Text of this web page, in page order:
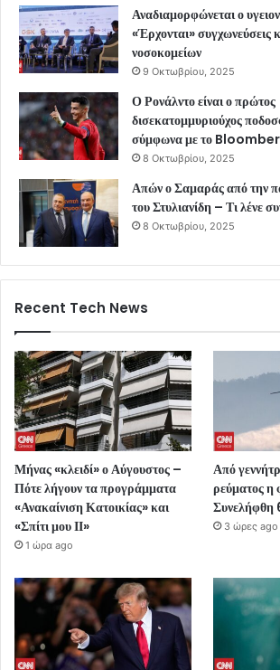
Αναδιαμορφώνεται ο
«Έρχονται» συγχωνεύσεις
νοσοκομείων
9 Οκτωβρίου, 2025
Ο Ρονάλντο είναι ο πρώτος
δισεκατομμυριούχος
σύμφωνα με το
8 Οκτωβρίου, 2025
Απών ο Σαμαράς από την
του Στυλιανίδη – Τι λένε
8 Οκτωβρίου, 2025
Recent Tech News
Μήνας «κλειδί» ο Αύγουστος –
Πότε λήγουν τα προγράμματα
«Ανακαίνιση Κατοικίας» και
«Σπίτι μου ΙΙ»
1 ώρα ago
Από
ρεύματος
Συνελήφθη
3 ώρες ago